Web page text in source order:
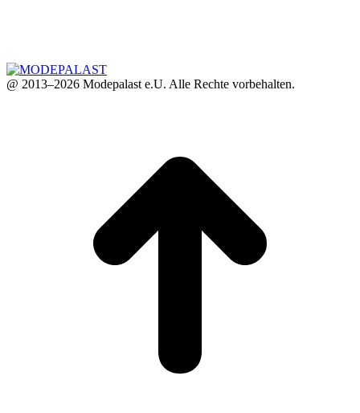
@ 2013–2026 Modepalast e.U. Alle Rechte vorbehalten.